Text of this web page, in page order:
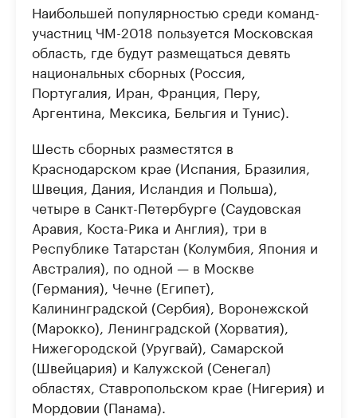
Наибольшей популярностью среди команд-
участниц ЧМ-2018 пользуется Московская
область, где будут размещаться девять
национальных сборных (Россия,
Португалия, Иран, Франция, Перу,
Аргентина, Мексика, Бельгия и Тунис).
Шесть сборных разместятся в
Краснодарском крае (Испания, Бразилия,
Швеция, Дания, Исландия и Польша),
четыре в Санкт-Петербурге (Саудовская
Аравия, Коста-Рика и Англия), три в
Республике Татарстан (Колумбия, Япония и
Австралия), по одной — в Москве
(Германия), Чечне (Египет),
Калининградской (Сербия), Воронежской
(Марокко), Ленинградской (Хорватия),
Нижегородской (Уругвай), Самарской
(Швейцария) и Калужской (Сенегал)
областях, Ставропольском крае (Нигерия) и
Мордовии (Панама).